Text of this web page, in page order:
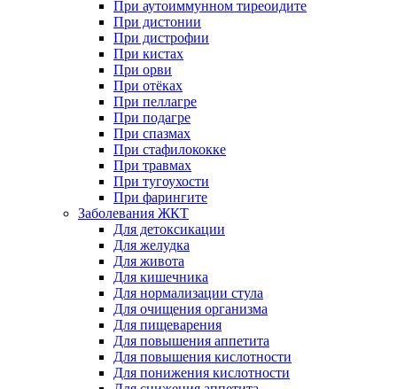
При аутоиммунном тиреоидите
При дистонии
При дистрофии
При кистах
При орви
При отёках
При пеллагре
При подагре
При спазмах
При стафилококке
При травмах
При тугоухости
При фарингите
Заболевания ЖКТ
Для детоксикации
Для желудка
Для живота
Для кишечника
Для нормализации стула
Для очищения организма
Для пищеварения
Для повышения аппетита
Для повышения кислотности
Для понижения кислотности